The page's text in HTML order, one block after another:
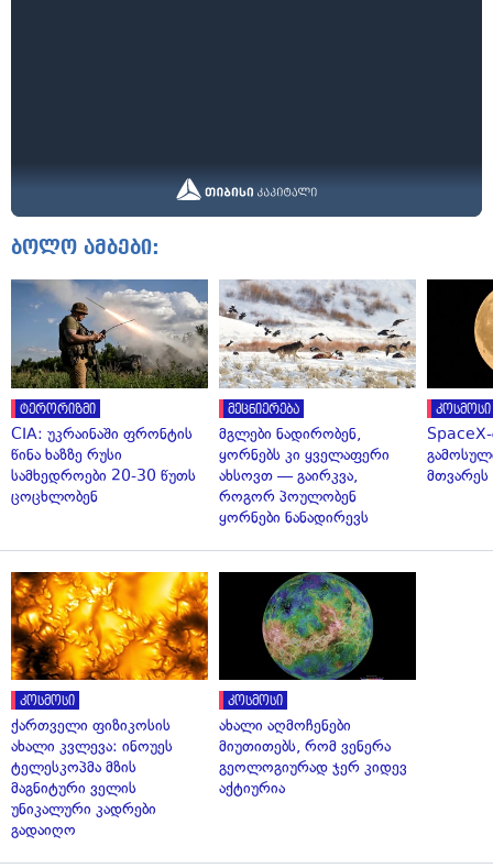
ბოლო ამბები:
ტერორიზმი
CIA: უკრაინაში ფრონტის
წინა ხაზზე რუსი
სამხედროები 20-30 წუთს
ცოცხლობენ
მეცნიერება
მგლები ნადირობენ,
ყორნებს კი ყველაფერი
ახსოვთ — გაირკვა,
როგორ პოულობენ
ყორნები ნანადირევს
კოსმოსი
მთვარეს
კოსმოსი
ქართველი ფიზიკოსის
ახალი კვლევა: ინოუეს
ტელესკოპმა მზის
მაგნიტური ველის
უნიკალური კადრები
გადაიღო
კოსმოსი
ახალი აღმოჩენები
მიუთითებს, რომ ვენერა
გეოლოგიურად ჯერ კიდევ
აქტიურია